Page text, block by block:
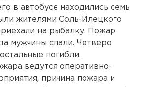
в автобусе находились семь
жителями Соль-Илецкого
на рыбалку. Пожар
мужчины спали. Четверо
погибли.
ведутся оперативно-
причина пожара и